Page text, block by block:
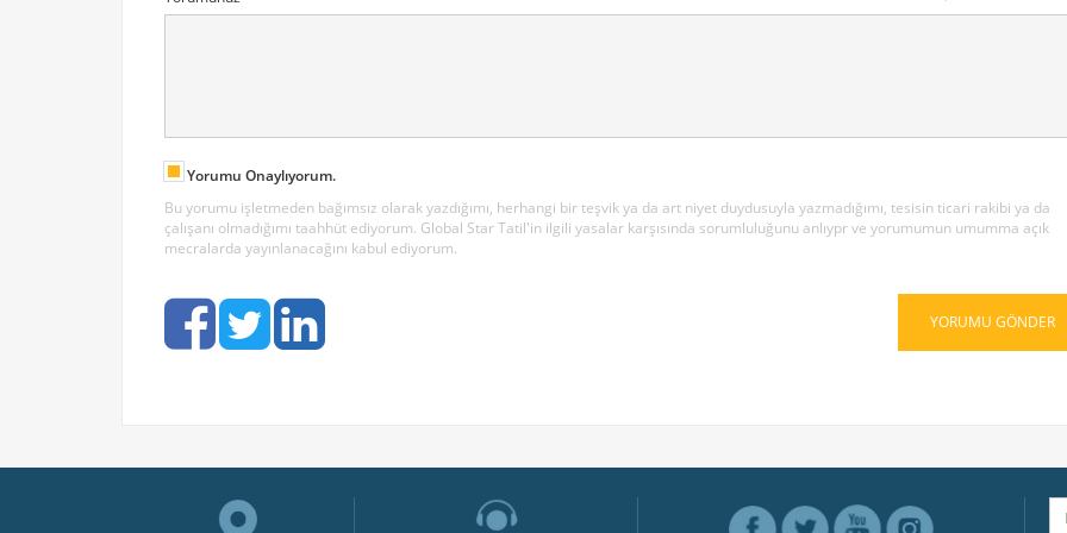
Yorumu Onaylıyorum.
Bu yorumu işletmeden bağımsız olarak yazdığımı, herhangi bir teşvik ya da art niyet duydusuyla yazmadığımı, tesisin ticari rakibi ya da
çalışanı olmadığımı taahhüt ediyorum. Global Star Tatil'in ilgili yasalar karşısında sorumluluğunu anlıypr ve yorumumun umumma açık
mecralarda yayınlanacağını kabul ediyorum.